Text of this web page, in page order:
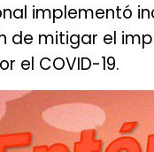
implementó
de mitigar el
el COVID-19.